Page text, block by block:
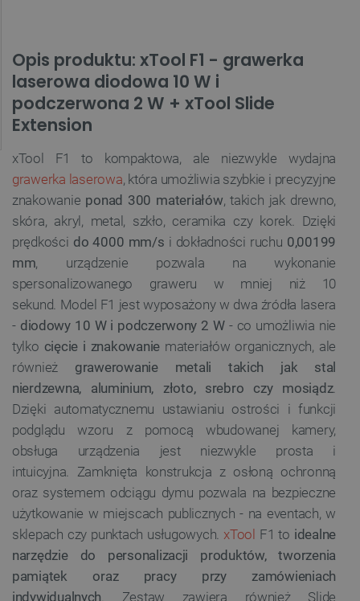
Opis produktu: xTool F1 - grawerka
laserowa diodowa 10 W i
podczerwona 2 W + xTool Slide
Extension
xTool F1 to kompaktowa, ale niezwykle wydajna
grawerka laserowa, która umożliwia szybkie i precyzyjne
znakowanie ponad 300 materiałów, takich jak drewno,
skóra, akryl, metal, szkło, ceramika czy korek. Dzięki
prędkości do 4000 mm/s i dokładności ruchu 0,00199
mm, urządzenie pozwala na wykonanie
spersonalizowanego graweru w mniej niż 10
sekund. Model F1 jest wyposażony w dwa źródła lasera
- diodowy 10 W i podczerwony 2 W- co umożliwia nie
tylko cięcie i znakowanie materiałów organicznych, ale
również grawerowanie
metali takich jak stal
nierdzewna, aluminium, złoto, srebro czy mosiądz.
Dzięki automatycznemu ustawianiu ostrości i funkcji
podglądu wzoru z pomocą wbudowanej kamery,
obsługa urządzenia jest niezwykle prosta i
intuicyjna. Zamknięta konstrukcja z osłoną ochronną
oraz systemem odciągu dymu pozwala na bezpieczne
użytkowanie w miejscach publicznych - na eventach, w
sklepach czy punktach usługowych.xTool F1 to idealne
narzędzie do personalizacji produktów,
tworzenia
pamiątek oraz pracy przy zamówieniach
indywidualnych . Zestaw zawiera również Slide